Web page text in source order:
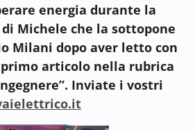
energia durante la
di Michele che la sottopone
Milani dopo aver letto con
articolo nella rubrica
Inviate i vostri